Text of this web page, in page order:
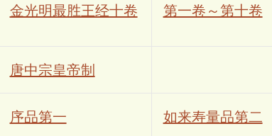
金光明最胜王经十卷 第一卷～第十卷
唐中宗皇帝制
序品第一 如来寿量品第二